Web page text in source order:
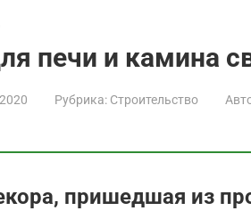
печи и камина
Рубрика: Строительство
пришедшая из